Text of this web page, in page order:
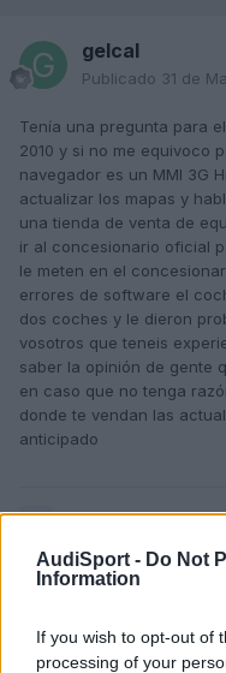
AudiSport - Do Not
Information
If you wish to opt-out of
processing of your
gelcal
Publicado 31 de
Tenía una pregunta para
2010 y si no me equivoco
navegador es un MMI 3G
actualizar los mapas y
una tienda de venta de
ir al concesionario oficial
le meten en el
errores de software el
dos coches y le dieron
vosotros que teneis
saber la opinión de gente
en caso que no tenga
donde te vendan las
anticipado
Responder